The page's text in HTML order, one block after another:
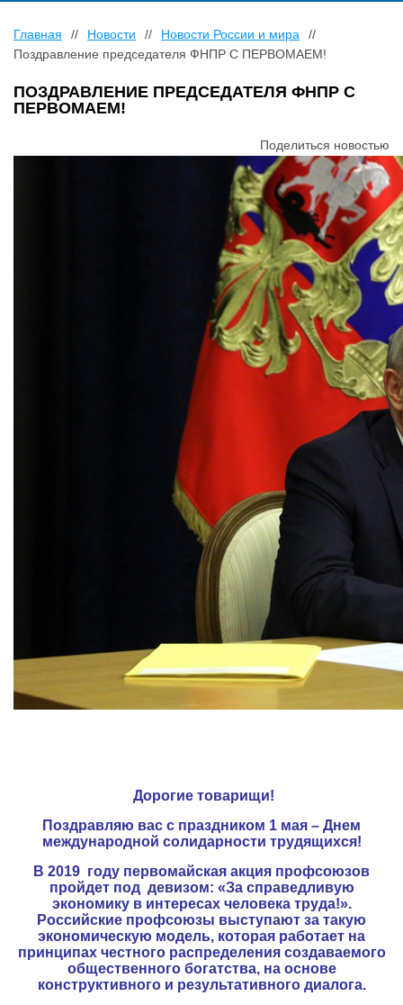
Главная // Новости // Новости России и мира
//
Поздравление председателя ФНПР С ПЕРВОМАЕМ!
ПОЗДРАВЛЕНИЕ ПРЕДСЕДАТЕЛЯ ФНПР С
ПЕРВОМАЕМ!
Поделиться новостью
Дорогие товарищи!
Поздравляю вас с праздником 1 мая – Днем
международной солидарности трудящихся!
В 2019 году первомайская акция профсоюзов
пройдет под девизом: «За справедливую
экономику в интересах человека труда!».
Российские профсоюзы выступают за такую
экономическую модель, которая работает на
принципах честного распределения создаваемого
общественного богатства, на основе
конструктивного и результативного диалога.